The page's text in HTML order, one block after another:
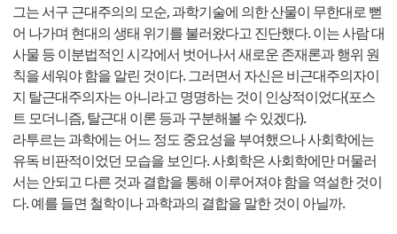
그는 서구 근대주의의 모순, 과학기술에 의한 산물이 무한대로 뻗
어 나가며 현대의 생태 위기를 불러왔다고 진단했다. 이는 사람 대
사물 등 이분법적인 시각에서 벗어나서 새로운 존재론과 행위 원
칙을 세워야 함을 알린 것이다. 그러면서 자신은 비근대주의자이
지 탈근대주의자는 아니라고 명명하는 것이 인상적이었다(포스
트 모더니즘, 탈근대 이론 등과 구분해볼 수 있겠다).
라투르는 과학에는 어느 정도 중요성을 부여했으나 사회학에는
유독 비판적이었던 모습을 보인다. 사회학은 사회학에만 머물러
서는 안되고 다른 것과 결합을 통해 이루어져야 함을 역설한 것이
다. 예를 들면 철학이나 과학과의 결합을 말한 것이 아닐까.